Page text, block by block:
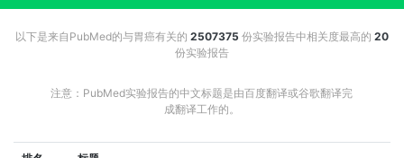
以下是来自PubMed的与胃癌有关的 2507375 份实验报告中相关度最高的 20
份实验报告
注意：PubMed实验报告的中文标题是由百度翻译或谷歌翻译完
成翻译工作的。